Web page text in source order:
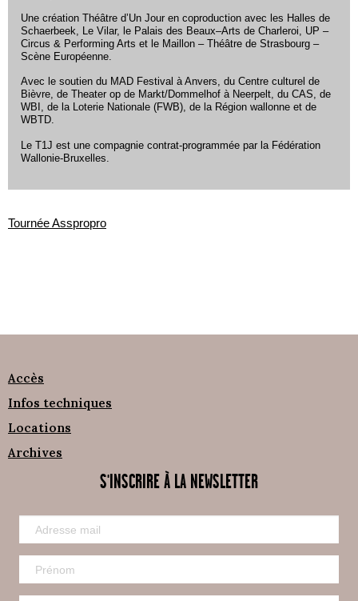
Une création Théâtre d’Un Jour en coproduction avec les Halles de
Schaerbeek, Le Vilar, le Palais des Beaux–Arts de Charleroi, UP –
Circus & Performing Arts et le Maillon – Théâtre de Strasbourg –
Scène Européenne.
Avec le soutien du MAD Festival à Anvers, du Centre culturel de
Bièvre, de Theater op de Markt/Dommelhof à Neerpelt, du CAS, de
WBI, de la Loterie Nationale (FWB), de la Région wallonne et de
WBTD.
Le T1J est une compagnie contrat-programmée par la Fédération
Wallonie-Bruxelles.
Tournée Asspropro
Accès
Infos techniques
Locations
Archives
S'INSCRIRE À LA NEWSLETTER